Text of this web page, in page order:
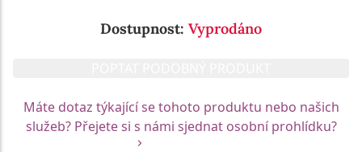
Dostupnost: Vyprodáno
Máte dotaz týkající se tohoto produktu nebo našich
služeb? Přejete si s námi sjednat osobní prohlídku?